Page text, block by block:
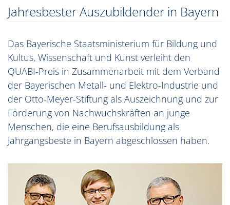
Jahresbester Auszubildender in Bayern
Das Bayerische Staatsministerium für Bildung und
Kultus, Wissenschaft und Kunst verleiht den
QUABI-Preis in Zusammenarbeit mit dem Verband
der Bayerischen Metall- und Elektro-Industrie und
der Otto-Meyer-Stiftung als Auszeichnung und zur
Förderung von Nachwuchskräften an junge
Menschen, die eine Berufsausbildung als
Jahrgangsbeste in Bayern abgeschlossen haben.